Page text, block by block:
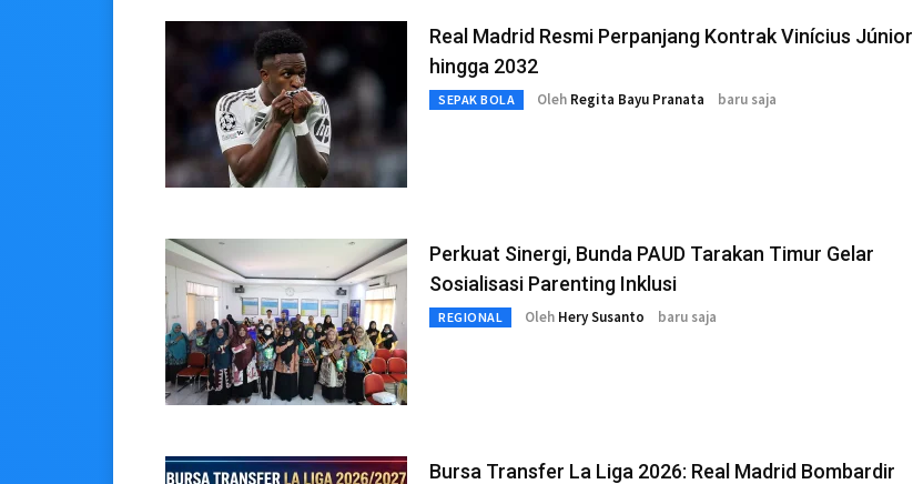
Real Madrid Resmi Perpanjang Kontrak Vinícius Júnior
hingga 2032
SEPAK BOLA Oleh Regita Bayu Pranata baru saja
Perkuat Sinergi, Bunda PAUD Tarakan Timur Gelar
Sosialisasi Parenting Inklusi
REGIONAL Oleh Hery Susanto baru saja
Bursa Transfer La Liga 2026: Real Madrid Bombardir